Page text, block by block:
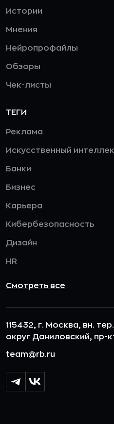
Истории
Мнения
Нейропрофайлы
Обзоры
Чек-листы
ТЕГИ
Реклама
Искусственный
Банки
Бизнес
Карьера
Кибербезопасность
Дизайн
HR
Смотреть все
115432, г. Москва, вн.
округ Даниловский, пр-
team@rb.ru